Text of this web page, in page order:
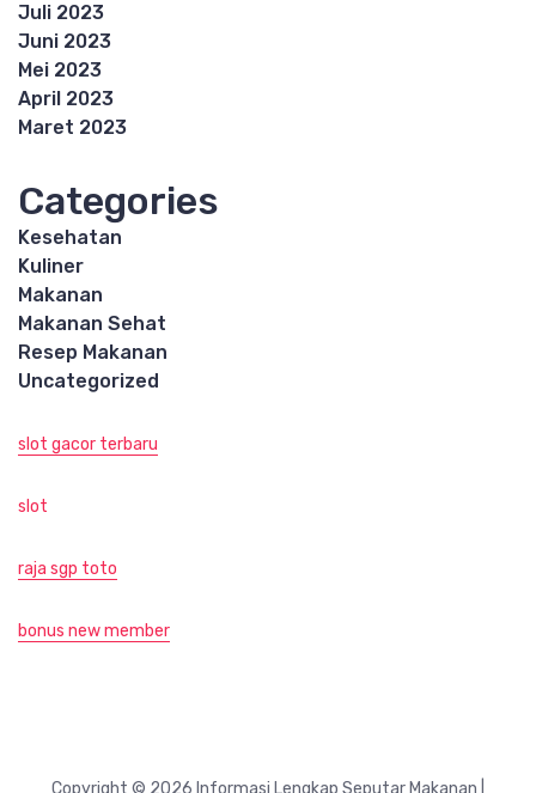
Juli 2023
Juni 2023
Mei 2023
April 2023
Maret 2023
Categories
Kesehatan
Kuliner
Makanan
Makanan Sehat
Resep Makanan
Uncategorized
slot gacor terbaru
slot
raja sgp toto
bonus new member
Copyright © 2026 Informasi Lengkap Seputar Makanan |